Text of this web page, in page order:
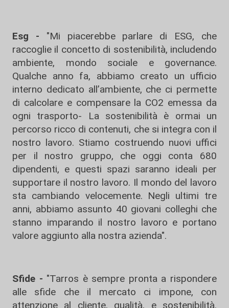
Esg - "Mi piacerebbe parlare di ESG, che
raccoglie il concetto di sostenibilità, includendo
ambiente, mondo sociale e governance.
Qualche anno fa, abbiamo creato un ufficio
interno dedicato all’ambiente, che ci permette
di calcolare e compensare la CO2 emessa da
ogni trasporto- La sostenibilità è ormai un
percorso ricco di contenuti, che si integra con il
nostro lavoro. Stiamo costruendo nuovi uffici
per il nostro gruppo, che oggi conta 680
dipendenti, e questi spazi saranno ideali per
supportare il nostro lavoro. Il mondo del lavoro
sta cambiando velocemente. Negli ultimi tre
anni, abbiamo assunto 40 giovani colleghi che
stanno imparando il nostro lavoro e portano
valore aggiunto alla nostra azienda".
Sfide - "Tarros è sempre pronta a rispondere
alle sfide che il mercato ci impone, con
attenzione al cliente, qualità, e sostenibilità.